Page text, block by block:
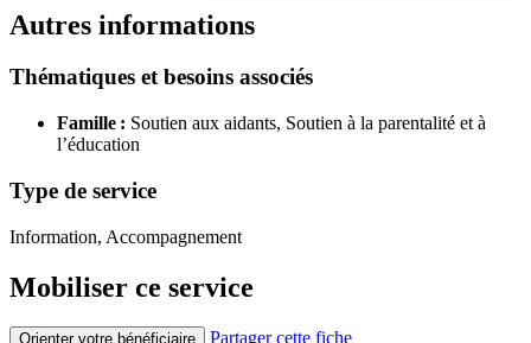
Autres informations
Thématiques et besoins associés
Famille : Soutien aux aidants, Soutien à la parentalité et à
l’éducation
Type de service
Information, Accompagnement
Mobiliser ce service
Orienter votre bénéficiaire Partager cette fiche